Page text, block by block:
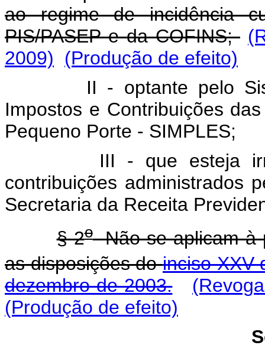
ao regime de incidência
PIS/PASEP e da COFINS;
2009)
(Produção de efeito)
II - optante pelo
Impostos e Contribuições
Pequeno Porte - SIMPLES;
III - que esteja
contribuições administrados
Secretaria da Receita
§ 2oNão se aplicam à
as disposições doinciso XXV
dezembro de 2003.
(Produção de efeito)